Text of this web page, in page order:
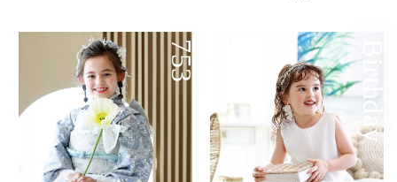
753 Birthday